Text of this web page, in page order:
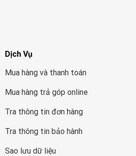
Dịch Vụ
Mua hàng và thanh toán
Mua hàng trả góp online
Tra thông tin đơn hàng
Tra thông tin bảo hành
Sao lưu dữ liệu